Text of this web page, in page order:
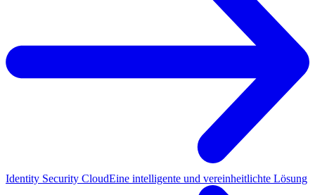
Identity Security CloudEine intelligente und vereinheitlichte Lösung